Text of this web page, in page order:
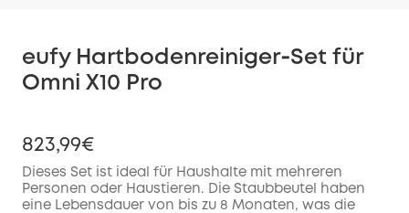
eufy Hartbodenreiniger‑Set für
Omni X10 Pro
823,99€
Dieses Set ist ideal für Haushalte mit mehreren
Personen oder Haustieren. Die Staubbeutel haben
eine Lebensdauer von bis zu 8 Monaten, was die